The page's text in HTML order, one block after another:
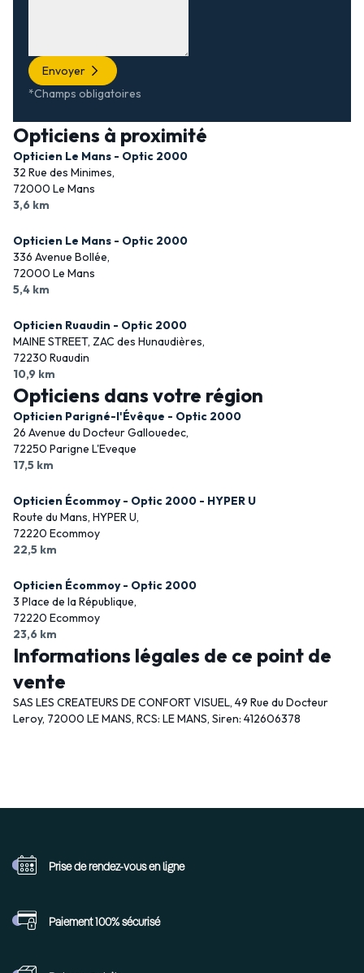
Envoyer
*Champs obligatoires
Opticiens à proximité
Opticien Le Mans - Optic 2000
32 Rue des Minimes,
72000 Le Mans
3,6 km
Opticien Le Mans - Optic 2000
336 Avenue Bollée,
72000 Le Mans
5,4 km
Opticien Ruaudin - Optic 2000
MAINE STREET, ZAC des Hunaudières,
72230 Ruaudin
10,9 km
Opticiens dans votre région
Opticien Parigné-l'Évêque - Optic 2000
26 Avenue du Docteur Gallouedec,
72250 Parigne L'Eveque
17,5 km
Opticien Écommoy - Optic 2000 - HYPER U
Route du Mans, HYPER U,
72220 Ecommoy
22,5 km
Opticien Écommoy - Optic 2000
3 Place de la République,
72220 Ecommoy
23,6 km
Informations légales de ce point de
vente
SAS LES CREATEURS DE CONFORT VISUEL, 49 Rue du Docteur
Leroy, 72000 LE MANS, RCS: LE MANS, Siren: 412606378
Prise de rendez-vous en ligne
Paiement 100%sécurisé